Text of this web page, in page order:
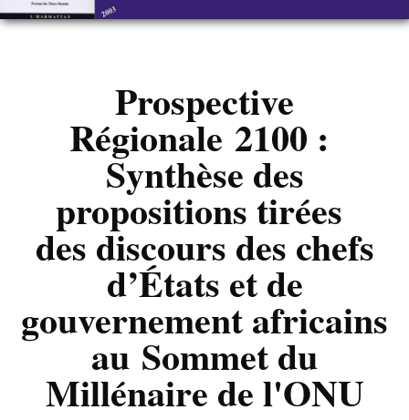
CAPACITE CYCLIQUE
Prospective
Régionale 2100 :
Synthèse des
propositions tirées
des discours des chefs
d’États et de
gouvernement africains
au Sommet du
Millénaire de l'ONU